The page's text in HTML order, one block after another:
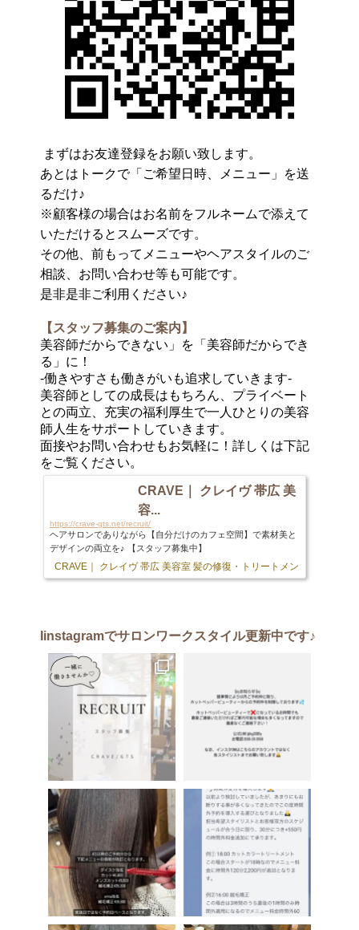
まずはお友達登録をお願い致します。
あとはトークで「ご希望日時、メニュー」を送
るだけ♪
※顧客様の場合はお名前をフルネームで添えて
いただけるとスムーズです。
その他、前もってメニューやヘアスタイルのご
相談、お問い合わせ等も可能です。
是非是非ご利用ください♪
【スタッフ募集のご案内】
美容師だからできない」を「美容師だからでき
る」に！
-働きやすさも働きがいも追求していきます-
美容師としての成長はもちろん、プライベート
との両立、充実の福利厚生で一人ひとりの美容
師人生をサポートしていきます。
面接やお問い合わせもお気軽に！詳しくは下記
をご覧ください。
CRAVE｜ クレイヴ 帯広 美
容...
https://crave-gts.net/recruit/
ヘアサロンでありながら【自分だけのカフェ空間】で素材美と
デザインの両立を♪ 【スタッフ募集中】
CRAVE｜ クレイヴ 帯広 美容室 髪の修復・トリートメント専門店
Iinstagramでサロンワークスタイル更新中です♪